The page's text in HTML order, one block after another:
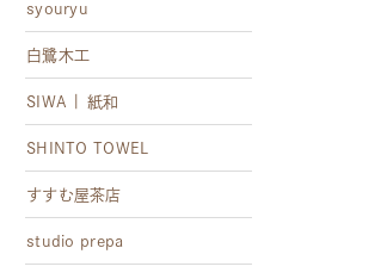
syouryu
白鷺木工
SIWA | 紙和
SHINTO TOWEL
すすむ屋茶店
studio prepa